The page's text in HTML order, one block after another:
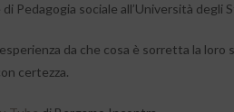
Pedagogia sociale all’Università degli
da che cosa è sorretta la loro
certezza.